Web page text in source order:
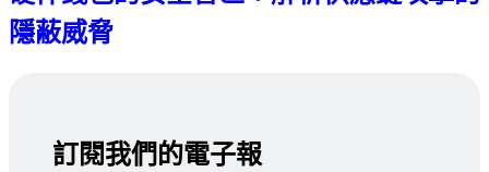
隱蔽威脅
訂閱我們的電子報